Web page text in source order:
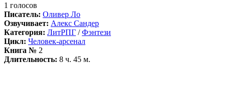
1 голосов
Писатель: Оливер Ло
Озвучивает: Алекс Сандер
Категория: ЛитРПГ /Фэнтези
Цикл: Человек-арсенал
Книга № 2
Длительность: 8 ч. 45 м.